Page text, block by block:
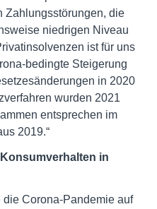
Zahlungsstörungen, die
niedrigen Niveau
ist für uns
bedingte Steigerung
in 2020
wurden 2021
entsprechen im
2019.“
in
Corona-Pandemie auf